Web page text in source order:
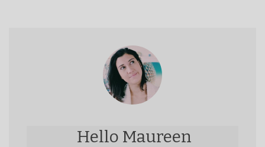
Hello Maureen